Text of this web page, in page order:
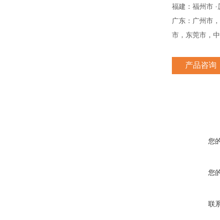
福建：福州市 ·
广东：广州市
市，东莞市，
产品咨询
您
您
联